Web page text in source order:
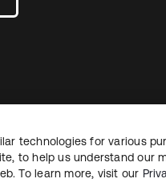
法
All rights reserved.
technologies for various
to help us understand our
To learn more, visit our